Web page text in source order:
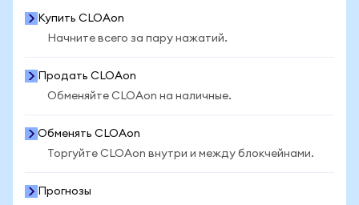
Купить CLOAon
Начните всего за пару нажатий.
Продать CLOAon
Обменяйте CLOAon на наличные.
Обменять CLOAon
Торгуйте CLOAon внутри и между блокчейнами.
Прогнозы